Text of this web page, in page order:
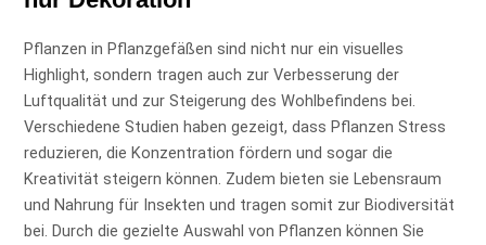
Pflanzen in Pflanzgefäßen sind nicht nur ein visuelles
Highlight, sondern tragen auch zur Verbesserung der
Luftqualität und zur Steigerung des Wohlbefindens bei.
Verschiedene Studien haben gezeigt, dass Pflanzen Stress
reduzieren, die Konzentration fördern und sogar die
Kreativität steigern können. Zudem bieten sie Lebensraum
und Nahrung für Insekten und tragen somit zur Biodiversität
bei. Durch die gezielte Auswahl von Pflanzen können Sie